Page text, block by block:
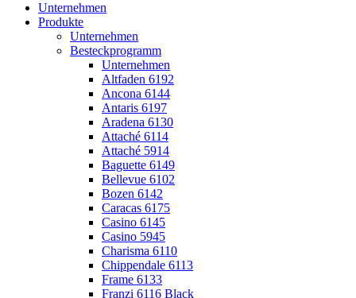
Unternehmen
Produkte
Unternehmen
Besteckprogramm
Unternehmen
Altfaden 6192
Ancona 6144
Antaris 6197
Aradena 6130
Attaché 6114
Attaché 5914
Baguette 6149
Bellevue 6102
Bozen 6142
Caracas 6175
Casino 6145
Casino 5945
Charisma 6110
Chippendale 6113
Frame 6133
Franzi 6116 Black